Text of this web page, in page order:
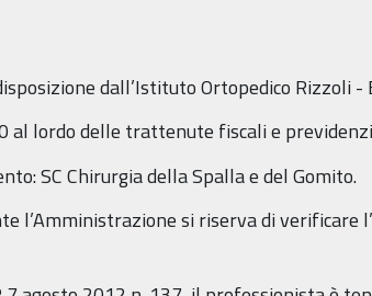
dall’Istituto Ortopedico Rizzoli -
al lordo delle trattenute fiscali e
SC Chirurgia della Spalla e del Gomito.
l’Amministrazione si riserva di verificare